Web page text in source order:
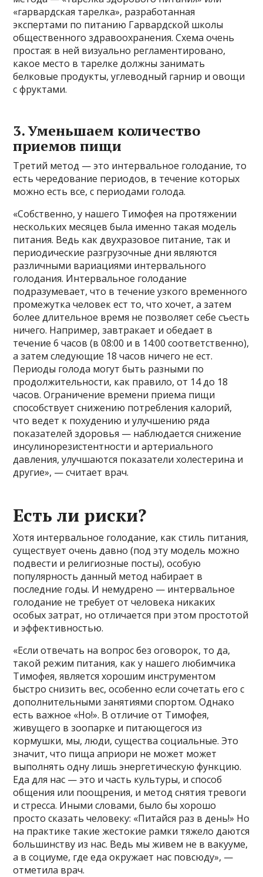
«гарвардская тарелка», разработанная
экспертами по питанию Гарвардской школы
общественного здравоохранения. Схема очень
простая: в ней визуально регламентировано,
какое место в тарелке должны занимать
белковые продукты, углеводный гарнир и овощи
с фруктами.
3. Уменьшаем количество
приемов пищи
Третий метод — это интервальное голодание, то
есть чередование периодов, в течение которых
можно есть все, с периодами голода.
«Собственно, у нашего Тимофея на протяжении
нескольких месяцев была именно такая модель
питания. Ведь как двухразовое питание, так и
периодические разгрузочные дни являются
различными вариациями интервального
голодания. Интервальное голодание
подразумевает, что в течение узкого временного
промежутка человек ест то, что хочет, а затем
более длительное время не позволяет себе съесть
ничего. Например, завтракает и обедает в
течение 6 часов (в 08:00 и в 14:00 соответственно),
а затем следующие 18 часов ничего не ест.
Периоды голода могут быть разными по
продолжительности, как правило, от 14 до 18
часов. Ограничение времени приема пищи
способствует снижению потребления калорий,
что ведет к похудению и улучшению ряда
показателей здоровья — наблюдается снижение
инсулинорезистентности и артериального
давления, улучшаются показатели холестерина и
другие», — считает врач.
Есть ли риски?
Хотя интервальное голодание, как стиль питания,
существует очень давно (под эту модель можно
подвести и религиозные посты), особую
популярность данный метод набирает в
последние годы. И немудрено — интервальное
голодание не требует от человека никаких
особых затрат, но отличается при этом простотой
и эффективностью.
«Если отвечать на вопрос без оговорок, то да,
такой режим питания, как у нашего любимчика
Тимофея, является хорошим инструментом
быстро снизить вес, особенно если сочетать его с
дополнительными занятиями спортом. Однако
есть важное «Но!». В отличие от Тимофея,
живущего в зоопарке и питающегося из
кормушки, мы, люди, существа социальные. Это
значит, что пища априори не может может
выполнять одну лишь энергетическую функцию.
Еда для нас — это и часть культуры, и способ
общения или поощрения, и метод снятия тревоги
и стресса. Иными словами, было бы хорошо
просто сказать человеку: «Питайся раз в день!» Но
на практике такие жестокие рамки тяжело даются
большинству из нас. Ведь мы живем не в вакууме,
а в социуме, где еда окружает нас повсюду», —
отметила врач.